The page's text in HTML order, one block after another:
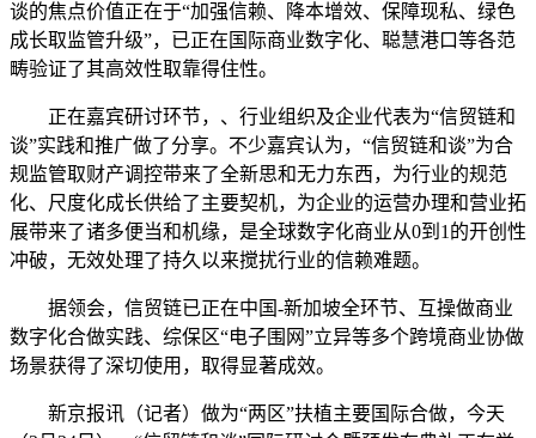
谈的焦点价值正在于“加强信赖、降本增效、保障现私、绿色
成长取监管升级”，已正在国际商业数字化、聪慧港口等各范
畴验证了其高效性取靠得住性。
正在嘉宾研讨环节，、行业组织及企业代表为“信贸链和
谈”实践和推广做了分享。不少嘉宾认为，“信贸链和谈”为合
规监管取财产调控带来了全新思和无力东西，为行业的规范
化、尺度化成长供给了主要契机，为企业的运营办理和营业拓
展带来了诸多便当和机缘，是全球数字化商业从0到1的开创性
冲破，无效处理了持久以来搅扰行业的信赖难题。
据领会，信贸链已正在中国-新加坡全环节、互操做商业
数字化合做实践、综保区“电子围网”立异等多个跨境商业协做
场景获得了深切使用，取得显著成效。
新京报讯（记者）做为“两区”扶植主要国际合做，今天